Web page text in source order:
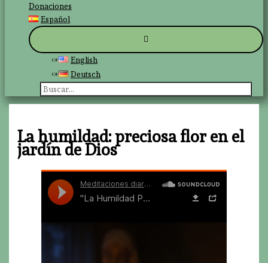
Donaciones
Español
English
Deutsch
Buscar
por:
La humildad: preciosa flor en el
jardín de Dios